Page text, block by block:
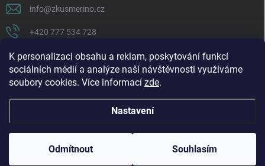
K personalizaci obsahu a reklam, poskytování funkcí
sociálních médií a analýze naší návštěvnosti využíváme
soubory cookies. Více informací zde.
Nastavení
Odmítnout Souhlasím
info@zkusmerino.cz
+420 777 534 728
https://www.facebook.com/zkusmerino/
zkusmerino.cz
Vytvořil Shoptet
Copyright 2026ZKUSMERINO. Všechna práva vyhrazena.Upravit nastavení